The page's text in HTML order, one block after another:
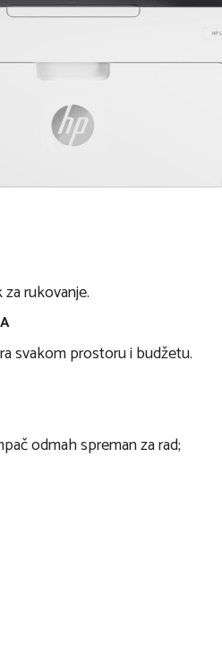
rukovanje.
svakom prostoru i budžetu.
odmah spreman za rad;